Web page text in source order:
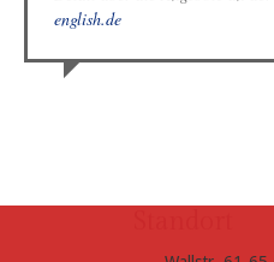
english.de